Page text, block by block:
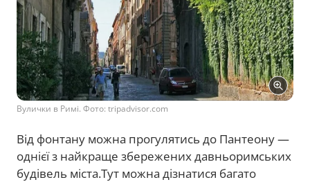
Вулички в Римі. Фото: tripadvisor.com
Від фонтану можна прогулятись до Пантеону —
однієї з найкраще збережених давньоримських
будівель міста.Тут можна дізнатися багато